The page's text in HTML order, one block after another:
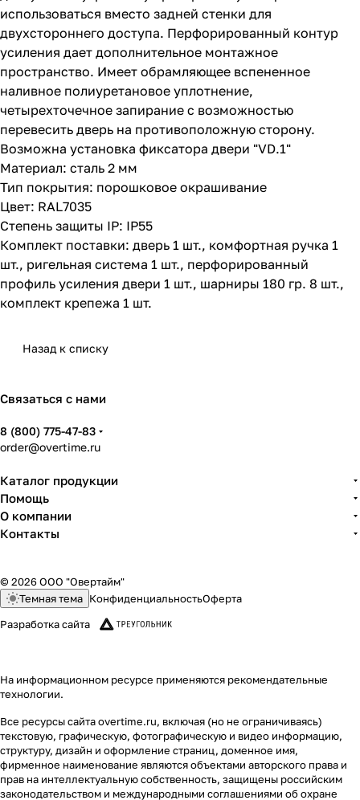
использоваться вместо задней стенки для
двухстороннего доступа. Перфорированный контур
усиления дает дополнительное монтажное
пространство. Имеет обрамляющее вспененное
наливное полиуретановое уплотнение,
четырехточечное запирание с возможностью
перевесить дверь на противоположную сторону.
Возможна установка фиксатора двери "VD.1"
Материал: сталь 2 мм
Тип покрытия: порошковое окрашивание
Цвет: RAL7035
Степень защиты IP: IP55
Комплект поставки: дверь 1 шт., комфортная ручка 1
шт., ригельная система 1 шт., перфорированный
профиль уcиления двери 1 шт., шарниры 180 гр. 8 шт.,
комплект крепежа 1 шт.
Назад к списку
Связаться с нами
8 (800) 775-47-83
order@overtime.ru
Каталог продукции
Помощь
О компании
Контакты
© 2026 ООО "Овертайм"
Темная тема КонфиденциальностьОферта
Разработка сайта
На информационном ресурсе применяются рекомендательные
технологии.
Все ресурсы сайта overtime.ru, включая (но не ограничиваясь)
текстовую, графическую, фотографическую и видео информацию,
структуру, дизайн и оформление страниц, доменное имя,
фирменное наименование являются объектами авторского права и
прав на интеллектуальную собственность, защищены российским
законодательством и международными соглашениями об охране